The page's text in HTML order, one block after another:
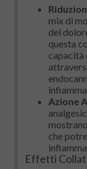
mix di
del
questa
capacità
Azione
che
Effetti